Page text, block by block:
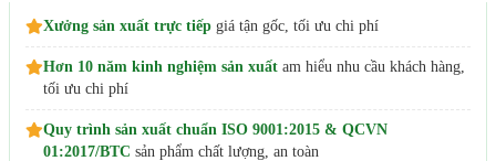
Xưởng sản xuất trực tiếp giá tận gốc, tối ưu chi phí
Hơn 10 năm kinh nghiệm sản xuất am hiểu nhu cầu khách hàng,
tối ưu chi phí
Quy trình sản xuất chuẩn ISO 9001:2015 & QCVN
01:2017/BTC sản phẩm chất lượng, an toàn